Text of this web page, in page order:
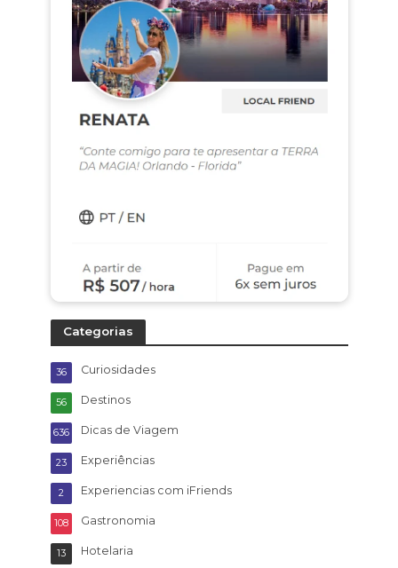
Categorias
Curiosidades
36
Destinos
56
Dicas de Viagem
636
Experiências
23
Experiencias com iFriends
2
Gastronomia
108
Hotelaria
13